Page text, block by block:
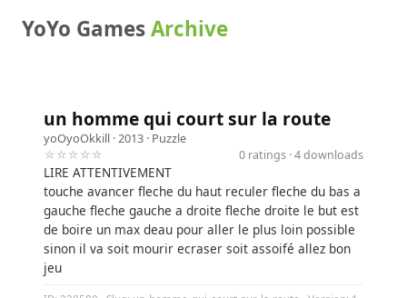
YoYo GamesArchive
un homme qui court sur la route
yoOyoOkkill · 2013 · Puzzle
☆☆☆☆☆
0 ratings · 4 downloads
LIRE ATTENTIVEMENT
touche avancer fleche du haut reculer fleche du bas a
gauche fleche gauche a droite fleche droite le but est
de boire un max deau pour aller le plus loin possible
sinon il va soit mourir ecraser soit assoifé allez bon
jeu